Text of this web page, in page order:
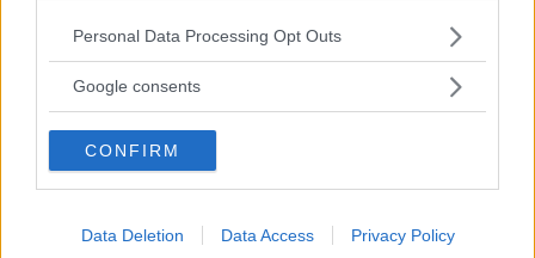
Please note that this website/app uses one or more Google
not limited to your visit or usage behaviour. You may click to
use your data for below specified purposes in below Google
consent section.
Personal Data Processing Opt Outs
Google consents
CONFIRM
Data Deletion Data Access Privacy Policy
när den
gjorde sin jungruresa utanför fabriksgrindarna, berättar om
häftigaste Amazontillbehören och spårar upp Edvin
Adolphsons gamla
Amazon!